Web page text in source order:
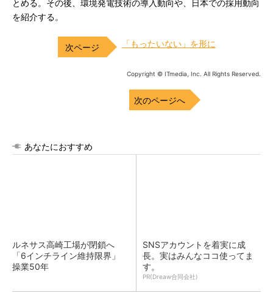
とめる。その後、環境発電技術の導入動向や、日本での採用動向
を紹介する。
「もったいない」を形に
Copyright © ITmedia, Inc. All Rights Reserved.
次のページへ
あなたにおすすめ
ルネサス高崎工場が閉鎖へ
「6インチライン維持限界」
操業50年
SNSアカウントを着実に成
長。実はみんなココ使ってま
す。
PR(Dreaw合同会社)